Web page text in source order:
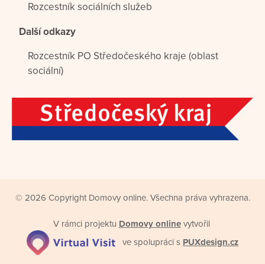
Rozcestník sociálních služeb
Další odkazy
Rozcestník PO Středočeského kraje (oblast
sociální)
© 2026 Copyright Domovy online. Všechna práva vyhrazena.
V rámci projektu Domovy onlinevytvořil
ve spolupráci s PUXdesign.cz